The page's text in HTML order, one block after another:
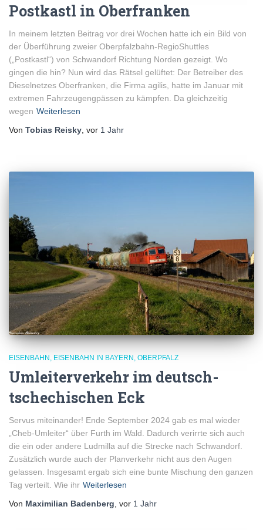
Postkastl in Oberfranken
In meinem letzten Beitrag vor drei Wochen hatte ich ein Bild von
der Überführung zweier Oberpfalzbahn-RegioShuttles
(„Postkastl“) von Schwandorf Richtung Norden gezeigt. Wo
gingen die hin? Nun wird das Rätsel gelüftet: Der Betreiber des
Dieselnetzes Oberfranken, die Firma agilis, hatte im Januar mit
extremen Fahrzeugengpässen zu kämpfen. Da gleichzeitig
wegen Weiterlesen
Von Tobias Reisky , vor 1 Jahr
EISENBAHN EISENBAHN IN BAYERN OBERPFALZ
Umleiterverkehr im deutsch-
tschechischen Eck
Servus miteinander! Ende September 2024 gab es mal wieder
„Cheb-Umleiter“ über Furth im Wald. Dadurch verirrte sich auch
die ein oder andere Ludmilla auf die Strecke nach Schwandorf.
Zusätzlich wurde auch der Planverkehr nicht aus den Augen
gelassen. Insgesamt ergab sich eine bunte Mischung den ganzen
Tag verteilt. Wie ihr Weiterlesen
Von Maximilian Badenberg, vor 1 Jahr